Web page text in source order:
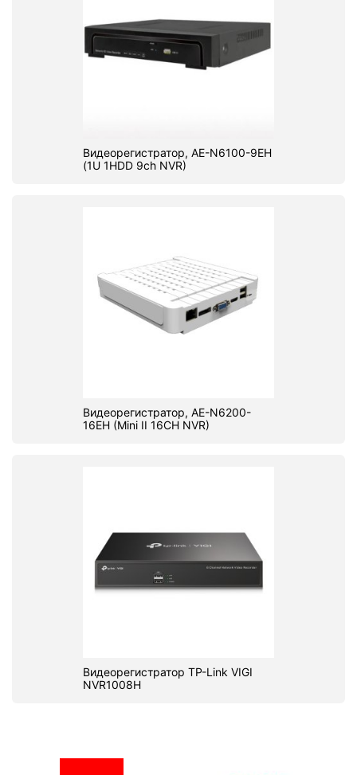
Видеорегистратор, AE-N6100-9EH
(1U 1HDD 9ch NVR)
Видеорегистратор, AE-N6200-
16EH (Mini II 16CH NVR)
Видеорегистратор TP-Link VIGI
NVR1008H